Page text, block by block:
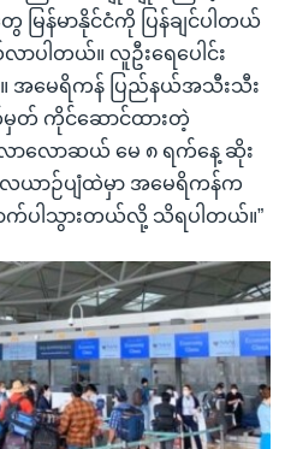
မြန်မာနိုင်ငံကို ပြန်ချင်ပါတယ်
ပါတယ်။ လူဦးရေပေါင်း
အမေရိကန် ပြည်နယ်အသီးသီး
မှတ် ကိုင်ဆောင်ထားတဲ့
ောလောဆယ် မေ ၈ ရက်နေ့ ဆိုး
ယာဉ်ပျံထဲမှာ အမေရိကန်က
ာက်ပါသွားတယ်လို့ သိရပါတယ်။”